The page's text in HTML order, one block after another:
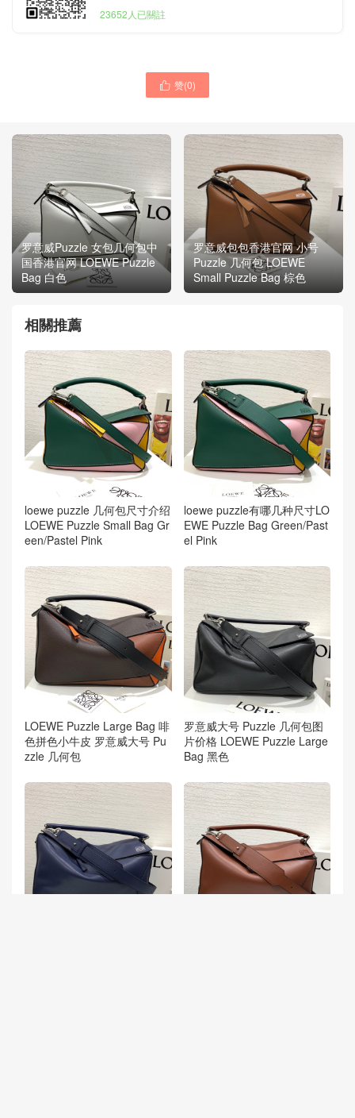
23652人已關註
 赞(0)
罗意威Puzzle 女包几何包中
国香港官网 LOEWE Puzzle
Bag 白色
罗意威包包香港官网 小号
Puzzle 几何包 LOEWE
Small Puzzle Bag 棕色
相關推薦
loewe puzzle 几何包尺寸介绍
LOEWE Puzzle Small Bag Gr
een/Pastel Pink
loewe puzzle有哪几种尺寸LO
EWE Puzzle Bag Green/Past
el Pink
LOEWE Puzzle Large Bag 啡
色拼色小牛皮 罗意威大号 Pu
zzle 几何包
罗意威大号 Puzzle 几何包图
片价格 LOEWE Puzzle Large
Bag 黑色